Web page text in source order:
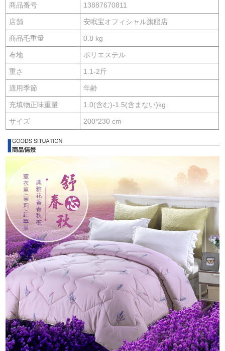
商品番号 13887670811
店舗 安眠宝オフィシャル旗艦店
商品毛重量 0.8 kg
布地 ポリエステル
重さ 1.1-2斤
適用季節 年齢
充填物正味重量 1.0(含む)-1.5(含まない)kg
サイズ 200*230 cm